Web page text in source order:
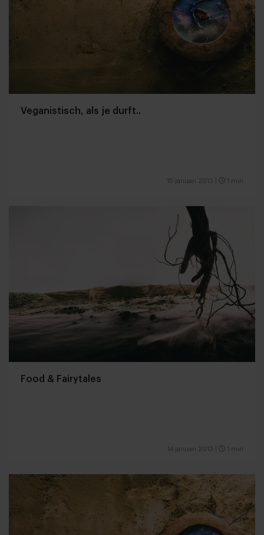
Veganistisch, als je durft..
15 januari 2013 1 min
Food & Fairytales
14 januari 2013 1 min